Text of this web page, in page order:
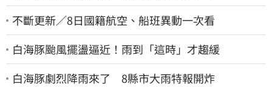
不斷更新／8日國籍航空、船班異動一次看
白海豚颱風擺盪逼近！雨到「這時」才趨緩
白海豚劇烈降雨來了 8縣市大雨特報開炸